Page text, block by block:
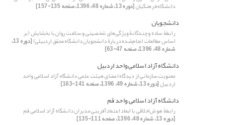
دانشگاه فرهنگیان[دوره 13، شماره 48، 1396، صفحه 135-157]
دانشجویان
رابطۀ‌ ساده و چندگانۀ‌ ویژگی‌های شخصیتی و سلامت روان با بخشایش (بر
اساس مطالعات انجام‌شده دربارۀ‌ دانشجویان دانشگاه محقق اردبیلی) [دوره 13،
شماره 48، 1396، صفحه 47-63]
دانشگاه آزاد اسلامی واحد اردبیل
معنویت سازمانی از دیدگاه اعضای هیئت علمی دانشگاه آزاد اسلامی واحد
اردبیل[دوره 13، شماره 49، 1396، صفحه 141-163]
دانشگاه آزاد اسلامی واحد قم
رابطۀ هوش‌اخلاقی با ابعاد اعتمادآفرینی مدیران دانشگاه آزاد اسلامی قم
[دوره 13، شماره 48، 1396، صفحه 111-135]